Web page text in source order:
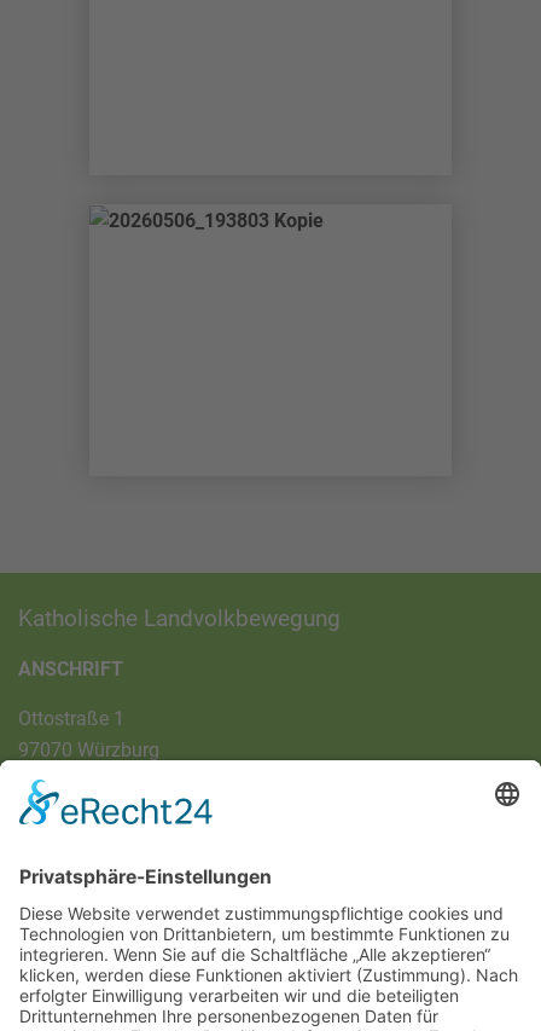
Katholische Landvolkbewegung
ANSCHRIFT
Ottostraße 1
97070 Würzburg
DIREKT-KONTAKT
E-Mail:klb@bistum-wuerzburg.de